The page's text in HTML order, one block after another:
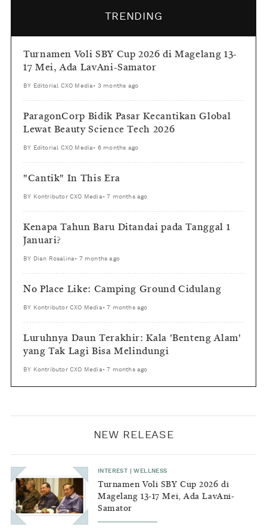
TRENDING
Turnamen Voli SBY Cup 2026 di Magelang 13-
17 Mei, Ada LavAni-Samator
BY Editorial CXO Media • 3 months ago
ParagonCorp Bidik Pasar Kecantikan Global
Lewat Beauty Science Tech 2026
BY Editorial CXO Media • 6 months ago
"Cantik" In This Era
BY Kontributor CXO Media •7 months ago
Kenapa Tahun Baru Ditandai pada Tanggal 1
Januari?
BY Dian Rosalina • 7 months ago
No Place Like: Camping Ground Cidulang
BY Kontributor CXO Media •7 months ago
Luruhnya Daun Terakhir: Kala 'Benteng Alam'
yang Tak Lagi Bisa Melindungi
BY Kontributor CXO Media •7 months ago
NEW RELEASE
INTEREST |WELLNESS
Turnamen Voli SBY Cup 2026 di
Magelang 13-17 Mei, Ada LavAni-
Samator